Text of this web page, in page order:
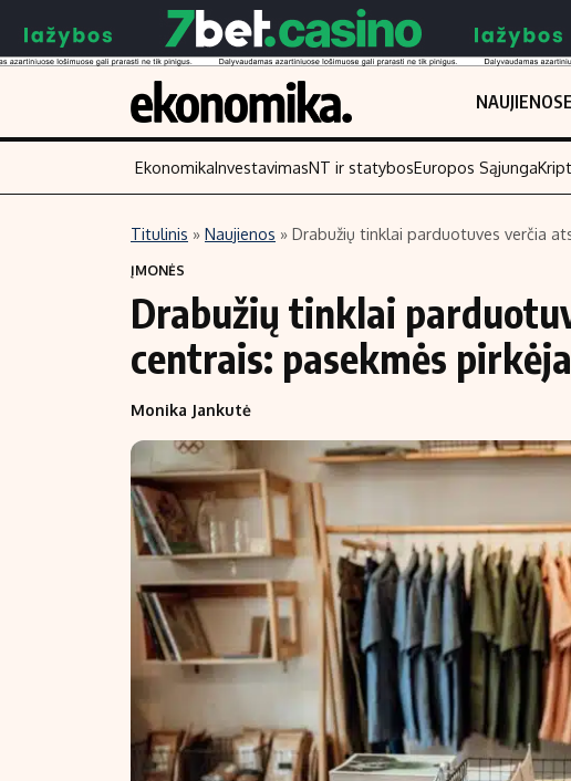
NAUJIENOS
Turinys
Naujienos
Verslas
Energetika
Ekonomika
Politika
NT ir statybos
Finansai
Įmonės
Žemės ūkis
Laisvalaikis
EkonomikaInvestavimasNT ir statybosEuropos Sąjunga
Titulinis » Naujienos » Drabužių tinklai parduotuves verčia
ĮMONĖS
Drabužių tinklai
centrais: pasekmės
Monika Jankutė